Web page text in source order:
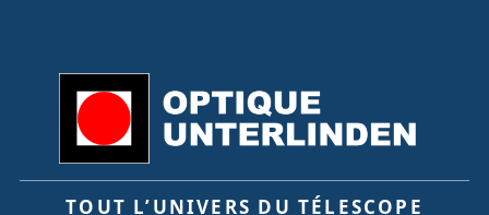
TOUT L’UNIVERS DU TÉLESCOPE